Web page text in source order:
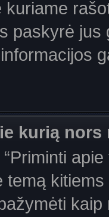
paskyrė
kurią nors
temą